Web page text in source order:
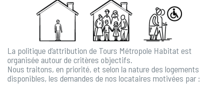
La politique d’attribution de Tours Métropole Habitat est
organisée autour de critères objectifs.
Nous traitons, en priorité, et selon la nature des logements
disponibles, les demandes de nos locataires motivées par :